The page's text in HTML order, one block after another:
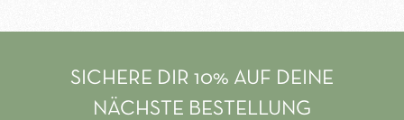
SICHERE DIR 10% AUF DEINE
NÄCHSTE BESTELLUNG